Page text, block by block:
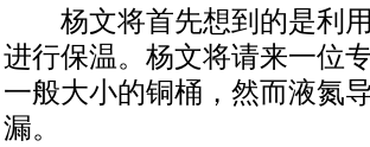
杨文将首先想到的是利用
进行保温。杨文将请来一位
一般大小的铜桶，然而液氮
漏。